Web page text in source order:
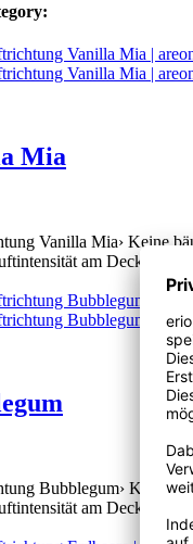
Mia
Vanilla Mia› Keine
am Deckel ›
Bubblegum› Keine
am Deckel ›